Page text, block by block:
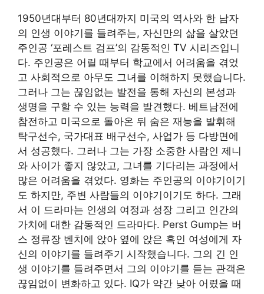
1950년대부터 80년대까지 미국의 역사와 한 남자
의 인생 이야기를 들려주는, 자신만의 삶을 살았던
주인공 ‘포레스트 검프’의 감동적인 TV 시리즈입니
다. 주인공은 어릴 때부터 학교에서 어려움을 겪었
고 사회적으로 아무도 그녀를 이해하지 못했습니다.
그러나 그는 끊임없는 발전을 통해 자신의 본성과
생명을 구할 수 있는 능력을 발견했다. 베트남전에
참전하고 미국으로 돌아온 뒤 숨은 재능을 발휘해
탁구선수, 국가대표 배구선수, 사업가 등 다방면에
서 성공했다. 그러나 그는 가장 소중한 사람인 제니
와 사이가 좋지 않았고, 그녀를 기다리는 과정에서
많은 어려움을 겪었다. 영화는 주인공의 이야기이기
도 하지만, 주변 사람들의 이야기이기도 하다. 그래
서 이 드라마는 인생의 여정과 성장 그리고 인간의
가치에 대한 감동적인 드라마다. Perst Gump는 버
스 정류장 벤치에 앉아 옆에 앉은 흑인 여성에게 자
신의 이야기를 들려주기 시작했습니다. 그의 긴 인
생 이야기를 들려주면서 그의 이야기를 듣는 관객은
끊임없이 변화하고 있다. IQ가 약간 낮아 어렸을 때